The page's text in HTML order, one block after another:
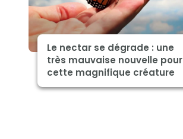
Le nectar se dégrade : une
très mauvaise nouvelle pour
cette magnifique créature